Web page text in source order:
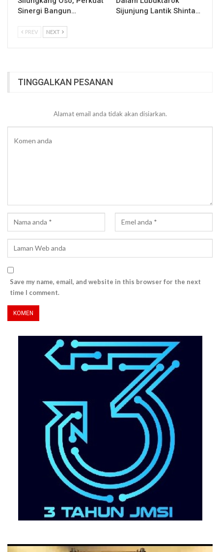
Sinergi Bangun…
Sijunjung Lantik Shinta…
PREV NEXT
TINGGALKAN PESANAN
Alamat email anda tidak akan disiarkan.
Save my name, email, and website in this browser for the next
time I comment.